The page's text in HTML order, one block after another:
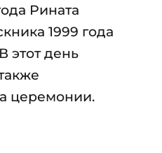
Рината
1999 года
этот день
церемонии.